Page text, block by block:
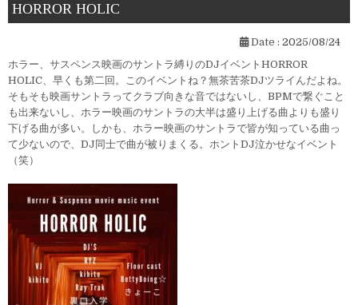
HORROR HOLIC
Date : 2025/08/24
ホラー、サスペンス映画のサントラ縛りのDJイベントHORROR
HOLIC、早くも第二回。このイベントね？無茶苦茶DJツライんだよね。
そもそも映画サントラってクラブ向きな音ではないし、BPMで繋ぐこと
も出来ないし、ホラー映画のサントラの大半は盛り上げる曲よりも盛り
下げる曲が多い。しかも、ホラー映画のサントラで皆が知っている曲っ
て少ないので、DJ同士で曲が被りまくる。ホントDJ泣かせなイベント
（笑）